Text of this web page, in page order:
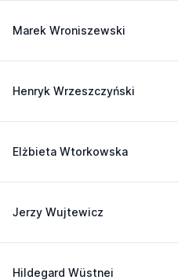
Marek Wroniszewski
Henryk Wrzeszczyński
Elżbieta Wtorkowska
Jerzy Wujtewicz
Hildegard Wüstnei